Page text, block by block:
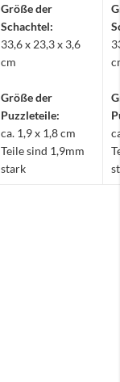
Größe der
Schachtel:
33,6 x 23,3 x 3,6
cm
Größe der
Puzzleteile:
ca. 1,9 x 1,8 cm
Teile sind 1,9mm
stark